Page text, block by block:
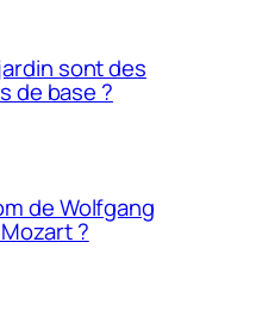
sont des
de base ?
de Wolfgang
?